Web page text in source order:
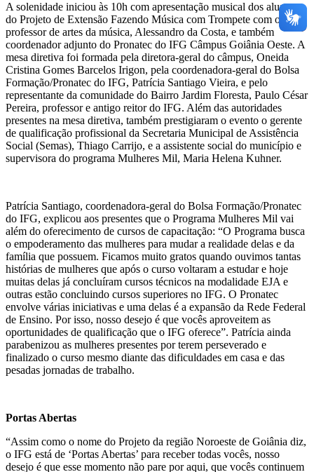
A solenidade iniciou às 10h com apresentação musical dos alunos
do Projeto de Extensão Fazendo Música com Trompete com o
professor de artes da música, Alessandro da Costa, e também
coordenador adjunto do Pronatec do IFG Câmpus Goiânia Oeste. A
mesa diretiva foi formada pela diretora-geral do câmpus, Oneida
Cristina Gomes Barcelos Irigon, pela coordenadora-geral do Bolsa
Formação/Pronatec do IFG, Patrícia Santiago Vieira, e pelo
representante da comunidade do Bairro Jardim Floresta, Paulo César
Pereira, professor e antigo reitor do IFG. Além das autoridades
presentes na mesa diretiva, também prestigiaram o evento o gerente
de qualificação profissional da Secretaria Municipal de Assistência
Social (Semas), Thiago Carrijo, e a assistente social do município e
supervisora do programa Mulheres Mil, Maria Helena Kuhner.
Patrícia Santiago, coordenadora-geral do Bolsa Formação/Pronatec
do IFG, explicou aos presentes que o Programa Mulheres Mil vai
além do oferecimento de cursos de capacitação: “O Programa busca
o empoderamento das mulheres para mudar a realidade delas e da
família que possuem. Ficamos muito gratos quando ouvimos tantas
histórias de mulheres que após o curso voltaram a estudar e hoje
muitas delas já concluíram cursos técnicos na modalidade EJA e
outras estão concluindo cursos superiores no IFG. O Pronatec
envolve várias iniciativas e uma delas é a expansão da Rede Federal
de Ensino. Por isso, nosso desejo é que vocês aproveitem as
oportunidades de qualificação que o IFG oferece”. Patrícia ainda
parabenizou as mulheres presentes por terem perseverado e
finalizado o curso mesmo diante das dificuldades em casa e das
pesadas jornadas de trabalho.
Portas Abertas
“Assim como o nome do Projeto da região Noroeste de Goiânia diz,
o IFG está de ‘Portas Abertas’ para receber todas vocês, nosso
desejo é que esse momento não pare por aqui, que vocês continuem